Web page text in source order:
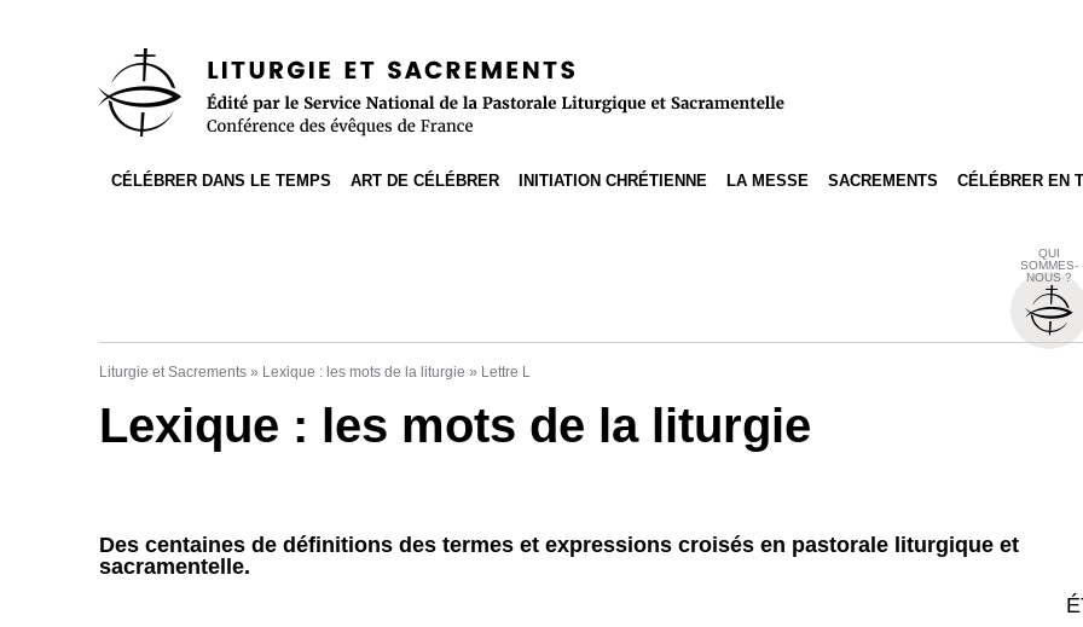
Accès direct à la recherche
CÉLÉBRER DANS LE TEMPS ART DE CÉLÉBRER INITIATION CHRÉTIENNE LA MESSE SACREMENTS CÉLÉBRER EN
QUI
SOMMES-
NOUS ?
Liturgie et Sacrements » Lexique : les mots de la liturgie » Lettre L
Lexique : les mots de la liturgie
Des centaines de définitions des termes et expressions croisés en pastorale liturgique et
sacramentelle.